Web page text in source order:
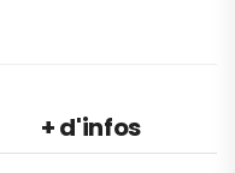
+ d'infos